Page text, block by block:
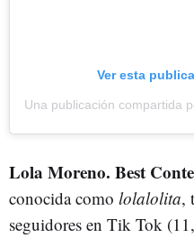
Ver esta
Lola Moreno. Best
conocida como lolalolita,
seguidores en Tik Tok